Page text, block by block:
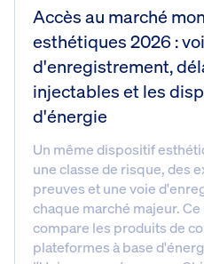
Accès au marché
esthétiques 2026 :
d'enregistrement,
injectables et les
d'énergie
Un même dispositif
une classe de risque, des
preuves et une voie
chaque marché majeur.
compare les produits de
plateformes à base